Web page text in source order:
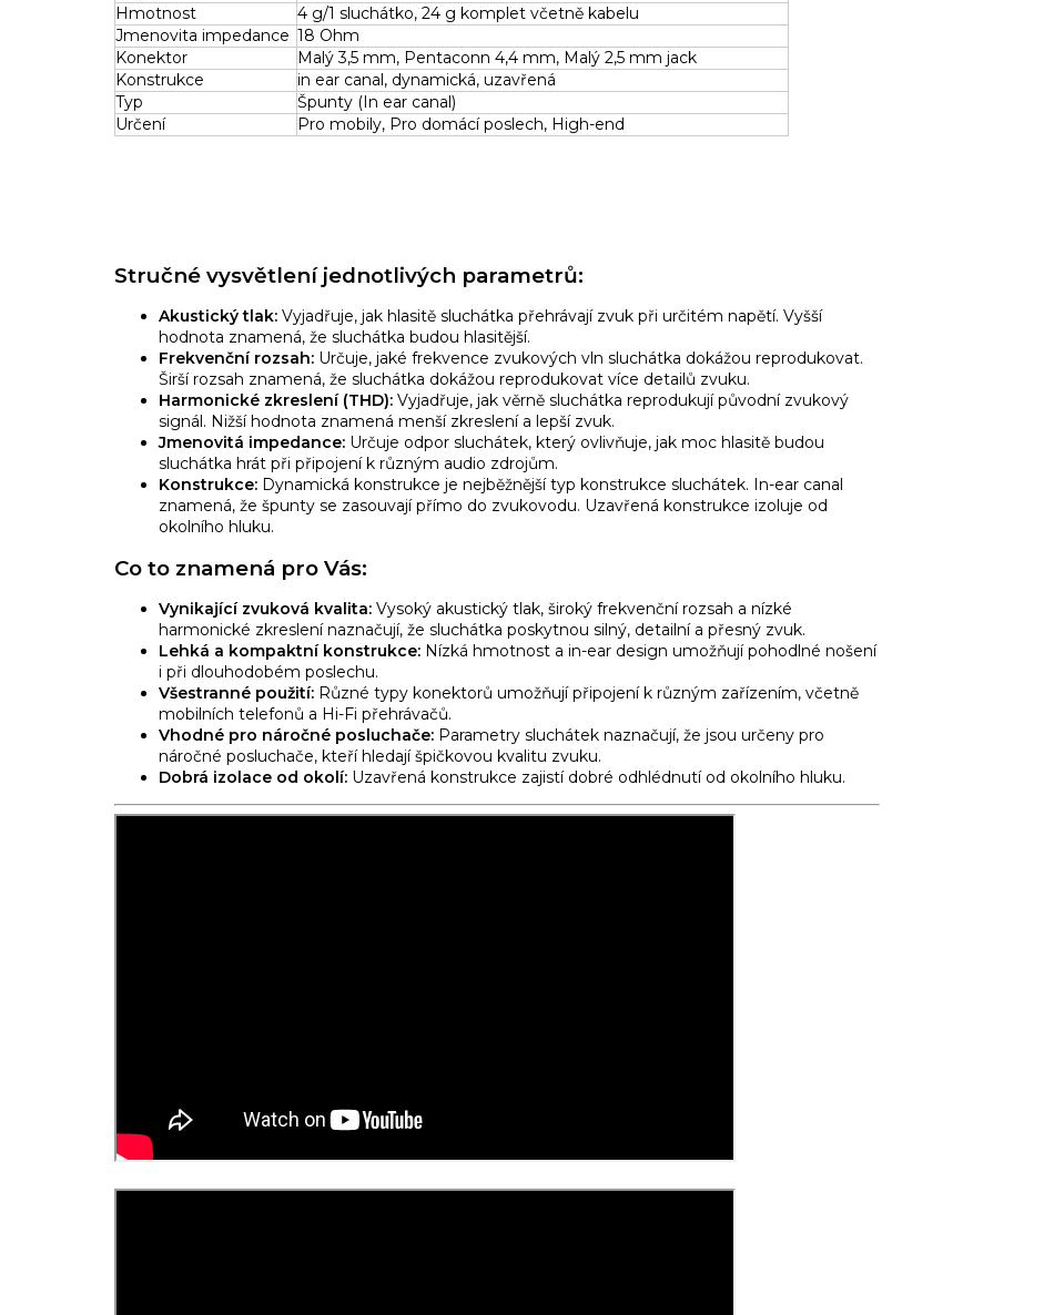
Hmotnost
4 g/1 sluchátko, 24 g komplet včetně kabelu
Jmenovita impedance 18 Ohm
Konektor
Malý 3,5 mm, Pentaconn 4,4 mm, Malý 2,5 mm jack
Konstrukce
in ear canal, dynamická, uzavřená
Typ
Špunty (In ear canal)
Určení
Pro mobily, Pro domácí poslech, High-end
Stručné vysvětlení jednotlivých parametrů:
Akustický tlak: Vyjadřuje, jak hlasitě sluchátka přehrávají zvuk při určitém napětí. Vyšší
hodnota znamená, že sluchátka budou hlasitější.
Frekvenční rozsah: Určuje, jaké frekvence zvukových vln sluchátka dokážou reprodukovat.
Širší rozsah znamená, že sluchátka dokážou reprodukovat více detailů zvuku.
Harmonické zkreslení (THD): Vyjadřuje, jak věrně sluchátka reprodukují původní zvukový
signál. Nižší hodnota znamená menší zkreslení a lepší zvuk.
Jmenovitá impedance: Určuje odpor sluchátek, který ovlivňuje, jak moc hlasitě budou
sluchátka hrát při připojení k různým audio zdrojům.
Konstrukce: Dynamická konstrukce je nejběžnější typ konstrukce sluchátek. In-ear canal
znamená, že špunty se zasouvají přímo do zvukovodu. Uzavřená konstrukce izoluje od
okolního hluku.
Co to znamená pro Vás:
Vynikající zvuková kvalita: Vysoký akustický tlak, široký frekvenční rozsah a nízké
harmonické zkreslení naznačují, že sluchátka poskytnou silný, detailní a přesný zvuk.
Lehká a kompaktní konstrukce: Nízká hmotnost a in-ear design umožňují pohodlné nošení
i při dlouhodobém poslechu.
Všestranné použití: Různé typy konektorů umožňují připojení k různým zařízením, včetně
mobilních telefonů a Hi-Fi přehrávačů.
Vhodné pro náročné posluchače: Parametry sluchátek naznačují, že jsou určeny pro
náročné posluchače, kteří hledají špičkovou kvalitu zvuku.
Dobrá izolace od okolí: Uzavřená konstrukce zajistí dobré odhlédnutí od okolního hluku.